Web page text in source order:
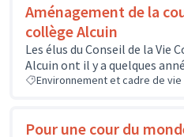
Aménagement de la
collège Alcuin
Les élus du Conseil de la Vie
Alcuin ont il y a quelques
Environnement et cadre de vie
Pour une cour du